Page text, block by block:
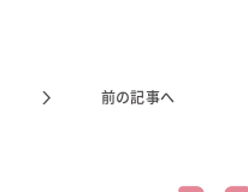
前の記事へ